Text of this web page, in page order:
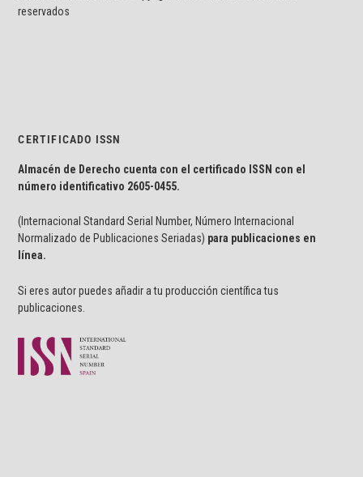
reservados
CERTIFICADO ISSN
Almacén de Derecho cuenta con el certificado ISSN con el
número identificativo 2605-0455.
(Internacional Standard Serial Number, Número Internacional
Normalizado de Publicaciones Seriadas) para publicaciones en
línea.
Si eres autor puedes añadir a tu producción científica tus
publicaciones.